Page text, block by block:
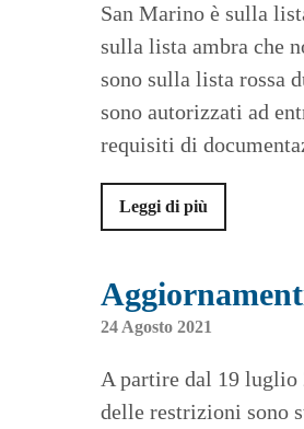
San Marino è sulla
sulla lista ambra che
sono sulla lista rossa
sono autorizzati ad
requisiti di
Leggi di più
24 Agosto 2021
A partire dal 19
delle restrizioni sono